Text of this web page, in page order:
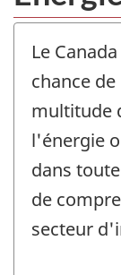
Le
chance
multitude
l'énergie
dans
de
secteur